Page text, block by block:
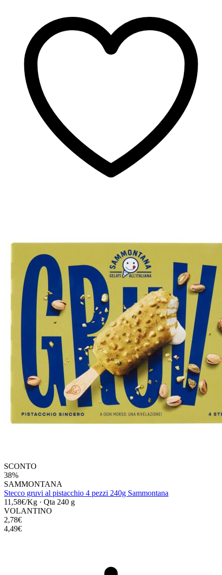
SCONTO
38%
SAMMONTANA
Stecco gruvi al pistacchio 4 pezzi 240g Sammontana
11,58€/Kg · Qta 240 g
VOLANTINO
2,78€
4,49€